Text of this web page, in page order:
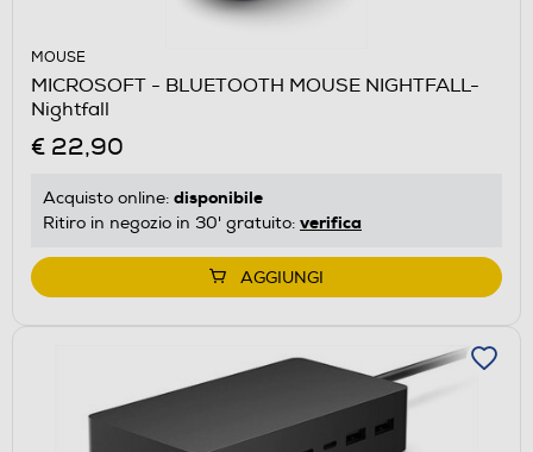
MOUSE
MICROSOFT - BLUETOOTH MOUSE NIGHTFALL-
Nightfall
€ 22,90
Acquisto online: disponibile
Ritiro in negozio in 30' gratuito: verifica
AGGIUNGI